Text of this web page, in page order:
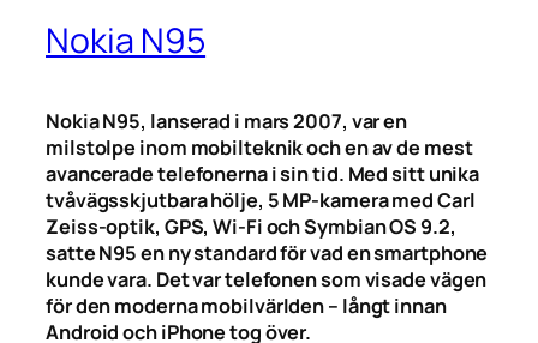
Nokia N95
Nokia N95, lanserad i mars 2007, var en
milstolpe inom mobilteknik och en av de mest
avancerade telefonerna i sin tid. Med sitt unika
tvåvägsskjutbara hölje, 5 MP-kamera med Carl
Zeiss-optik, GPS, Wi-Fi och Symbian OS 9.2,
satte N95 en ny standard för vad en smartphone
kunde vara. Det var telefonen som visade vägen
för den moderna mobilvärlden – långt innan
Android och iPhone tog över.